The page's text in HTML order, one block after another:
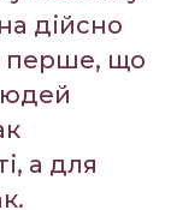
дійсно
перше, що
а для